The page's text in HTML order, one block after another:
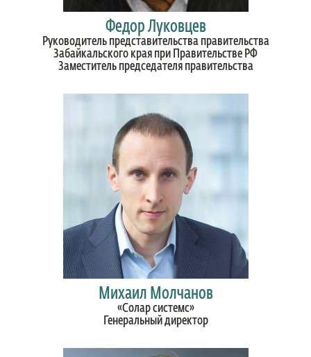
Федор Луковцев
Руководитель представительства правительства
Забайкальского края при Правительстве РФ
Заместитель председателя правительства
Михаил Молчанов
«Солар системс»
Генеральный директор